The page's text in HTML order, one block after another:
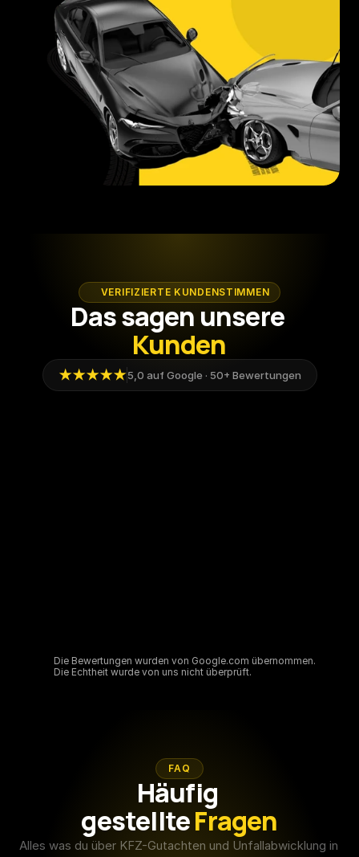
VERIFIZIERTE KUNDENSTIMMEN
Kunden
★★★★★5,0 auf Google · 50+ Bewertungen
Die Bewertungen wurden von Google.com übernommen.
Die Echtheit wurde von uns nicht überprüft.
FAQ
Häufig
gestellte Fragen
Alles was du über KFZ-Gutachten und Unfallabwicklung in